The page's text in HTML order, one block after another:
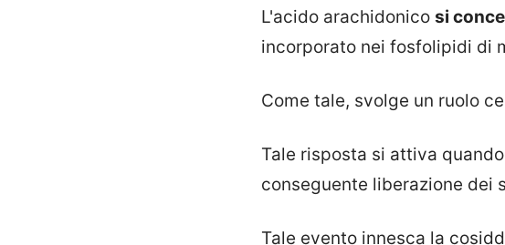
L'acido arachidonico si
incorporato nei fosfolipidi di
Come tale, svolge un ruolo
Tale risposta si attiva
conseguente liberazione dei
Tale evento innesca la